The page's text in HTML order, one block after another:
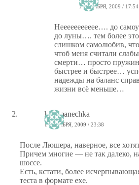
18 НОЯБРЯ, 2009 / 17:54
Неееееееееее…. до
до луны…. тем более
слишком самолюбив,
чтоб меня считали
смерти… просто
быстрее и быстрее…
надежды на баланс
жизни всё меньше…
kinomanechka
16 НОЯБРЯ, 2009 / 23:38
После Люшера, наверное, все
Причем многие — не так далеко,
шоссе.
Есть, кстати, более
теста в формате ехе.